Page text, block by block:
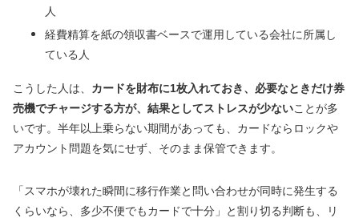
人
経費精算を紙の領収書ベースで運用している会社に所属し
ている人
こうした人は、 カードを財布に1枚入れておき、必要なときだけ券
売機でチャージする方が、結果としてストレスが少ないことが多
いです。半年以上乗らない期間があっても、カードならロックや
アカウント問題を気にせず、そのまま保管できます。
「スマホが壊れた瞬間に移行作業と問い合わせが同時に発生する
くらいなら、多少不便でもカードで十分」と割り切る判断も、リ